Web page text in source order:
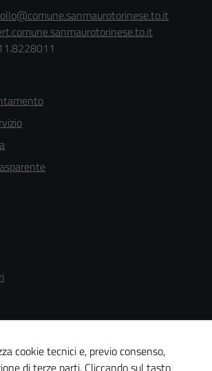
e modalità di segnalazioni di non
cookie tecnici e, previo consenso,
di terze parti. Cliccando sul tasto
Questi cookie
non raccolgono